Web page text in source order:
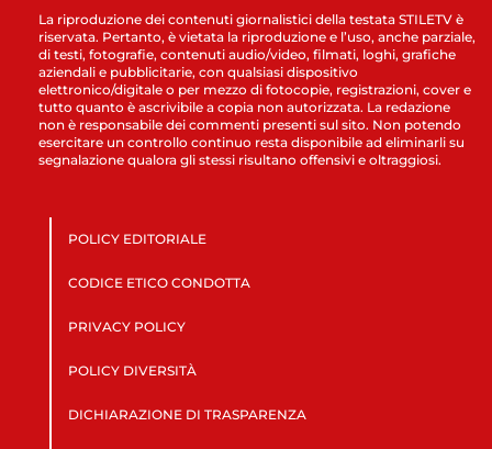
La riproduzione dei contenuti giornalistici della testata STILETV è
riservata. Pertanto, è vietata la riproduzione e l’uso, anche parziale,
di testi, fotografie, contenuti audio/video, filmati, loghi, grafiche
aziendali e pubblicitarie, con qualsiasi dispositivo
elettronico/digitale o per mezzo di fotocopie, registrazioni, cover e
tutto quanto è ascrivibile a copia non autorizzata. La redazione
non è responsabile dei commenti presenti sul sito. Non potendo
esercitare un controllo continuo resta disponibile ad eliminarli su
segnalazione qualora gli stessi risultano offensivi e oltraggiosi.
POLICY EDITORIALE
CODICE ETICO CONDOTTA
PRIVACY POLICY
POLICY DIVERSITÀ
DICHIARAZIONE DI TRASPARENZA